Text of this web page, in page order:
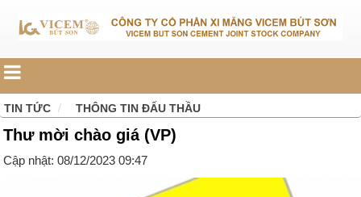
TIN TỨC THÔNG TIN ĐẤU THẦU
Thư mời chào giá (VP)
Cập nhật: 08/12/2023 09:47